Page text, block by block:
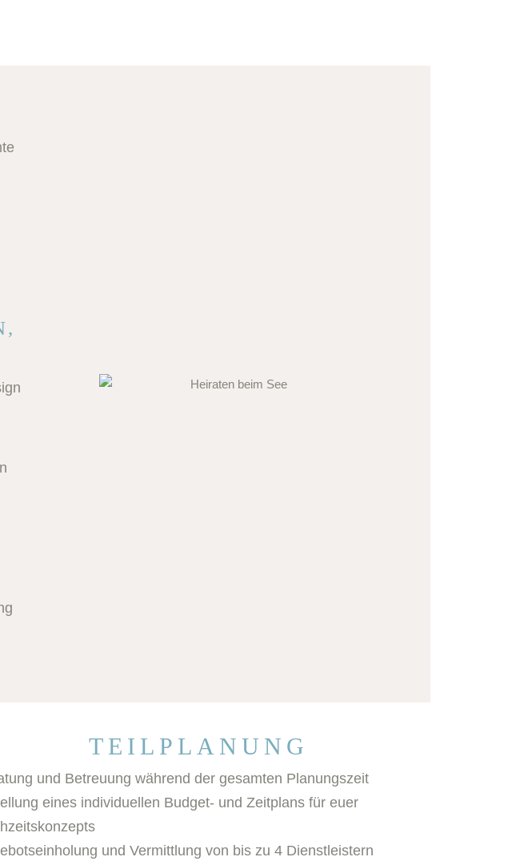
TEILPLANUNG
und Betreuung während der gesamten Planungszeit
eines individuellen Budget- und Zeitplans für euer
und Vermittlung von bis zu 4 Dienstleistern